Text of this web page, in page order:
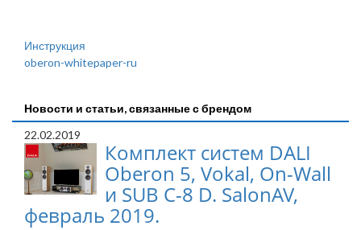
Инструкция
oberon-whitepaper-ru
Новости и статьи, связанные с брендом
22.02.2019
Комплект систем DALI
Oberon 5, Vokal, On-Wall
и SUB C-8 D. SalonAV,
февраль 2019.